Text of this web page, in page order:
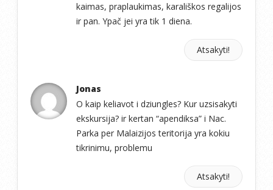
kaimas, praplaukimas, karališkos regalijos
ir pan. Ypač jei yra tik 1 diena.
Atsakyti!
Jonas
O kaip keliavot i dziungles? Kur uzsisakyti
ekskursija? ir kertan “apendiksa” i Nac.
Parka per Malaizijos teritorija yra kokiu
tikrinimu, problemu
Atsakyti!